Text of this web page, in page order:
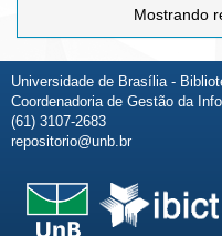
Mostrando
Universidade de Brasília -
Coordenadoria de Gestão da
(61) 3107-2683
repositorio@unb.br